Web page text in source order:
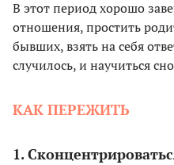
В этот период хорошо
отношения, простить
бывших, взять на себя
случилось, и научиться
КАК ПЕРЕЖИТЬ
1.